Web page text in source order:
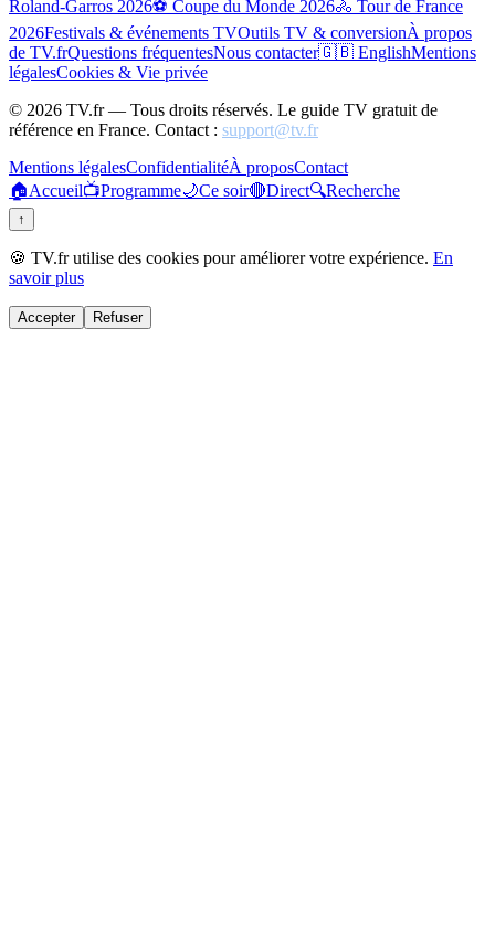
Roland-Garros 2026⚽ Coupe du Monde 2026🚴 Tour de France
2026Festivals & événements TVOutils TV & conversionÀ propos
de TV.frQuestions fréquentesNous contacter🇬🇧 EnglishMentions
légalesCookies & Vie privée
© 2026 TV.fr — Tous droits réservés. Le guide TV gratuit de
référence en France. Contact : support@tv.fr
Mentions légalesConfidentialitéÀ proposContact
🏠Accueil📺Programme🌙Ce soir🔴Direct🔍Recherche
↑
🍪 TV.fr utilise des cookies pour améliorer votre expérience. En
savoir plus
Accepter Refuser